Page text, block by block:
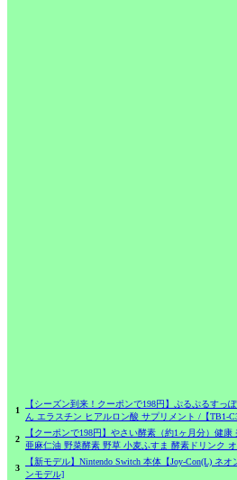
1
【シーズン到来！クーポンで198円】ぷるぷるす
ん エラスチン ヒアルロン酸 サプリメント /【TB1-C3
2
【クーポンで198円】やさい酵素（約1ヶ月分）健
亜麻仁油 野菜酵素 野草 小麦ふすま 酵素ドリンク
3
【新モデル】Nintendo Switch 本体【Joy-Con(L) ネ
ンモデル]